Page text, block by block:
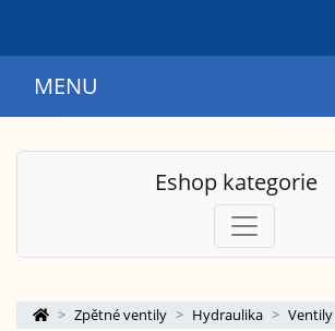
MENU
Eshop kategorie
Zpětné ventily Hydraulika